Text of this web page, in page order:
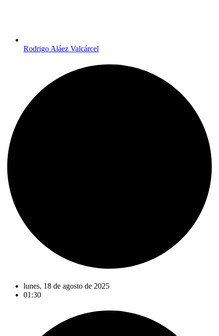
Rodrigo Aláez Valcárcel
lunes, 18 de agosto de 2025
01:30